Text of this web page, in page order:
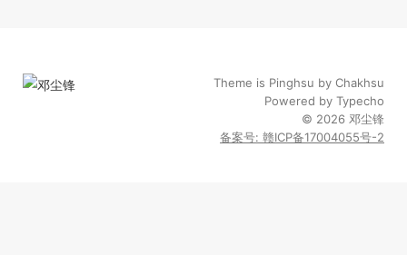
Theme is Pinghsu by Chakhsu
Powered by Typecho
© 2026 邓尘锋
备案号: 赣ICP备17004055号-2